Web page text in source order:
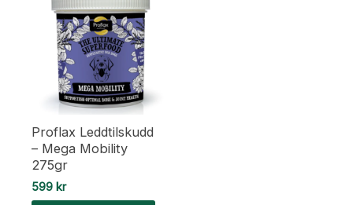
Proflax Leddtilskudd
– Mega Mobility
275gr
599 kr